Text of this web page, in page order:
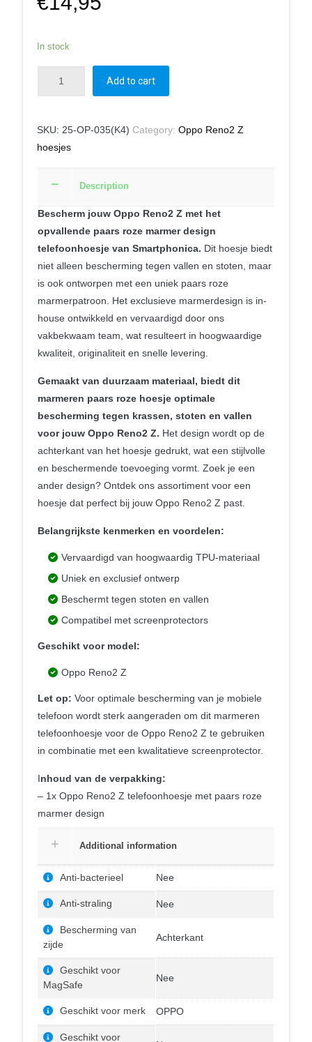
In stock
Add to cart
SKU: 25-OP-035(K4) Category: Oppo Reno2 Z
hoesjes
Description
Bescherm jouw Oppo Reno2 Z met het
opvallende paars roze marmer design
telefoonhoesje van Smartphonica. Dit hoesje biedt
niet alleen bescherming tegen vallen en stoten, maar
is ook ontworpen met een uniek paars roze
marmerpatroon. Het exclusieve marmerdesign is in-
house ontwikkeld en vervaardigd door ons
vakbekwaam team, wat resulteert in hoogwaardige
kwaliteit, originaliteit en snelle levering.
Gemaakt van duurzaam materiaal, biedt dit
marmeren paars roze hoesje optimale
bescherming tegen krassen, stoten en vallen
voor jouw Oppo Reno2 Z. Het design wordt op de
achterkant van het hoesje gedrukt, wat een stijlvolle
en beschermende toevoeging vormt. Zoek je een
ander design? Ontdek ons assortiment voor een
hoesje dat perfect bij jouw Oppo Reno2 Z past.
Belangrijkste kenmerken en voordelen:
Vervaardigd van hoogwaardig TPU-materiaal
Uniek en exclusief ontwerp
Beschermt tegen stoten en vallen
Compatibel met screenprotectors
Geschikt voor model:
Oppo Reno2 Z
Let op: Voor optimale bescherming van je mobiele
telefoon wordt sterk aangeraden om dit marmeren
telefoonhoesje voor de Oppo Reno2 Z te gebruiken
in combinatie met een kwalitatieve screenprotector.
Inhoud van de verpakking:
– 1x Oppo Reno2 Z telefoonhoesje met paars roze
marmer design
Additional information
Anti-bacterieel Nee
Anti-straling Nee
Bescherming van
zijde
Achterkant
Geschikt voor
MagSafe
Nee
Geschikt voor merk OPPO
Geschikt voor